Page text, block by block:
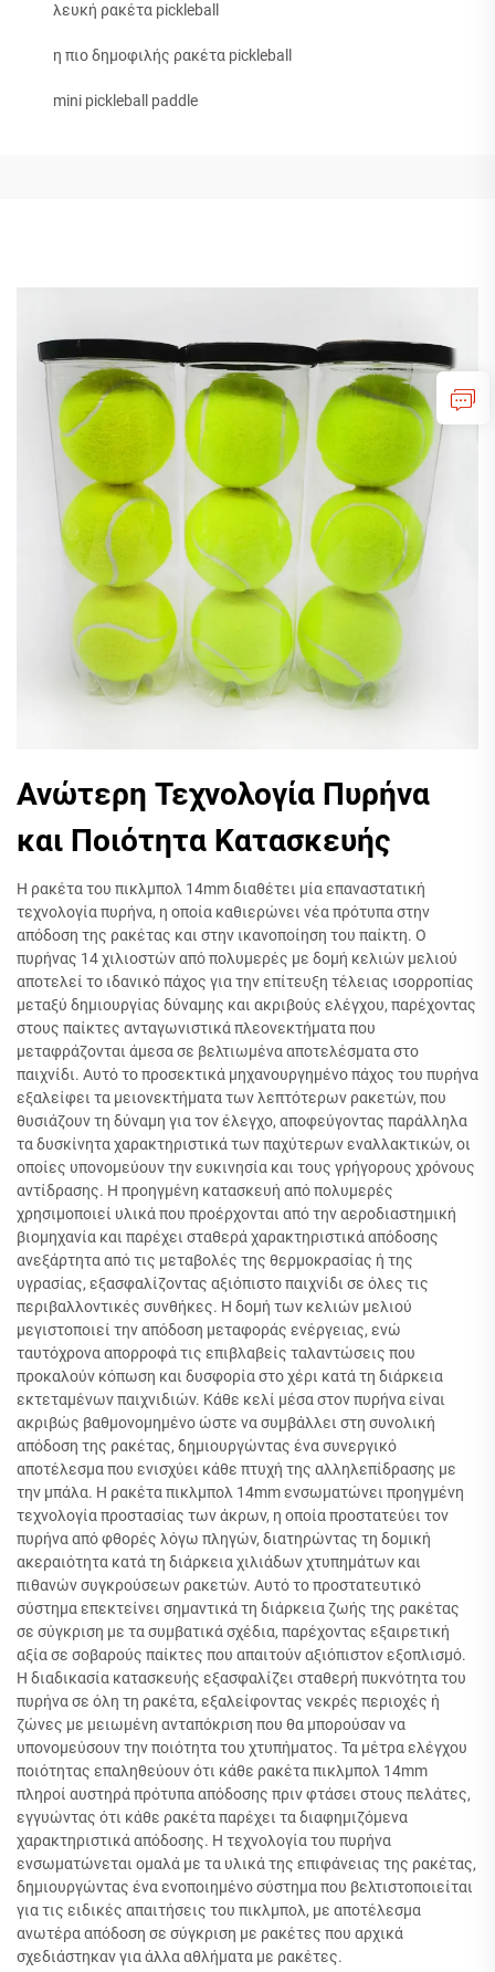
λευκή ρακέτα pickleball
η πιο δημοφιλής ρακέτα pickleball
mini pickleball paddle
Ανώτερη Τεχνολογία Πυρήνα
και Ποιότητα Κατασκευής
Η ρακέτα του πικλμπολ 14mm διαθέτει μία επαναστατική
τεχνολογία πυρήνα, η οποία καθιερώνει νέα πρότυπα στην
απόδοση της ρακέτας και στην ικανοποίηση του παίκτη. Ο
πυρήνας 14 χιλιοστών από πολυμερές με δομή κελιών μελιού
αποτελεί το ιδανικό πάχος για την επίτευξη τέλειας ισορροπίας
μεταξύ δημιουργίας δύναμης και ακριβούς ελέγχου, παρέχοντας
στους παίκτες ανταγωνιστικά πλεονεκτήματα που
μεταφράζονται άμεσα σε βελτιωμένα αποτελέσματα στο
παιχνίδι. Αυτό το προσεκτικά μηχανουργημένο πάχος του πυρήνα
εξαλείφει τα μειονεκτήματα των λεπτότερων ρακετών, που
θυσιάζουν τη δύναμη για τον έλεγχο, αποφεύγοντας παράλληλα
τα δυσκίνητα χαρακτηριστικά των παχύτερων εναλλακτικών, οι
οποίες υπονομεύουν την ευκινησία και τους γρήγορους χρόνους
αντίδρασης. Η προηγμένη κατασκευή από πολυμερές
χρησιμοποιεί υλικά που προέρχονται από την αεροδιαστημική
βιομηχανία και παρέχει σταθερά χαρακτηριστικά απόδοσης
ανεξάρτητα από τις μεταβολές της θερμοκρασίας ή της
υγρασίας, εξασφαλίζοντας αξιόπιστο παιχνίδι σε όλες τις
περιβαλλοντικές συνθήκες. Η δομή των κελιών μελιού
μεγιστοποιεί την απόδοση μεταφοράς ενέργειας, ενώ
ταυτόχρονα απορροφά τις επιβλαβείς ταλαντώσεις που
προκαλούν κόπωση και δυσφορία στο χέρι κατά τη διάρκεια
εκτεταμένων παιχνιδιών. Κάθε κελί μέσα στον πυρήνα είναι
ακριβώς βαθμονομημένο ώστε να συμβάλλει στη συνολική
απόδοση της ρακέτας, δημιουργώντας ένα συνεργικό
αποτέλεσμα που ενισχύει κάθε πτυχή της αλληλεπίδρασης με
την μπάλα. Η ρακέτα πικλμπολ 14mm ενσωματώνει προηγμένη
τεχνολογία προστασίας των άκρων, η οποία προστατεύει τον
πυρήνα από φθορές λόγω πληγών, διατηρώντας τη δομική
ακεραιότητα κατά τη διάρκεια χιλιάδων χτυπημάτων και
πιθανών συγκρούσεων ρακετών. Αυτό το προστατευτικό
σύστημα επεκτείνει σημαντικά τη διάρκεια ζωής της ρακέτας
σε σύγκριση με τα συμβατικά σχέδια, παρέχοντας εξαιρετική
αξία σε σοβαρούς παίκτες που απαιτούν αξιόπιστον εξοπλισμό.
Η διαδικασία κατασκευής εξασφαλίζει σταθερή πυκνότητα του
πυρήνα σε όλη τη ρακέτα, εξαλείφοντας νεκρές περιοχές ή
ζώνες με μειωμένη ανταπόκριση που θα μπορούσαν να
υπονομεύσουν την ποιότητα του χτυπήματος. Τα μέτρα ελέγχου
ποιότητας επαληθεύουν ότι κάθε ρακέτα πικλμπολ 14mm
πληροί αυστηρά πρότυπα απόδοσης πριν φτάσει στους πελάτες,
εγγυώντας ότι κάθε ρακέτα παρέχει τα διαφημιζόμενα
χαρακτηριστικά απόδοσης. Η τεχνολογία του πυρήνα
ενσωματώνεται ομαλά με τα υλικά της επιφάνειας της ρακέτας,
δημιουργώντας ένα ενοποιημένο σύστημα που βελτιστοποιείται
για τις ειδικές απαιτήσεις του πικλμπολ, με αποτέλεσμα
ανωτέρα απόδοση σε σύγκριση με ρακέτες που αρχικά
σχεδιάστηκαν για άλλα αθλήματα με ρακέτες.